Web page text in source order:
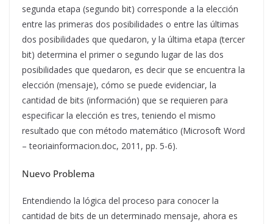
segunda etapa (segundo bit) corresponde a la elección
entre las primeras dos posibilidades o entre las últimas
dos posibilidades que quedaron, y la última etapa (tercer
bit) determina el primer o segundo lugar de las dos
posibilidades que quedaron, es decir que se encuentra la
elección (mensaje), cómo se puede evidenciar, la
cantidad de bits (información) que se requieren para
especificar la elección es tres, teniendo el mismo
resultado que con método matemático (Microsoft Word
– teoriainformacion.doc, 2011, pp. 5-6).
Nuevo Problema
Entendiendo la lógica del proceso para conocer la
cantidad de bits de un determinado mensaje, ahora es